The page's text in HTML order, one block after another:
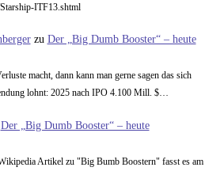
ITF13.shtml
zu Der „Big Dumb Booster“ – heute
macht, dann kann man gerne sagen das sich
lohnt: 2025 nach IPO 4.100 Mill. $…
Der „Big Dumb Booster“ – heute
Artikel zu "Big Bumb Boostern" fasst es am